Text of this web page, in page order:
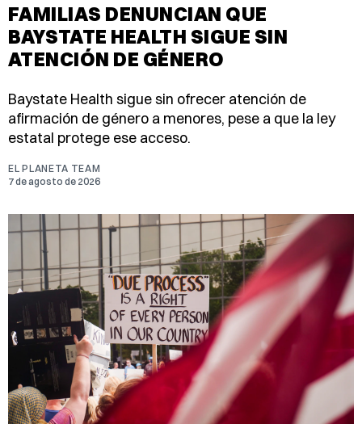
FAMILIAS DENUNCIAN QUE
BAYSTATE HEALTH SIGUE SIN
ATENCIÓN DE GÉNERO
Baystate Health sigue sin ofrecer atención de
afirmación de género a menores, pese a que la ley
estatal protege ese acceso.
EL PLANETA TEAM
7 de agosto de 2026